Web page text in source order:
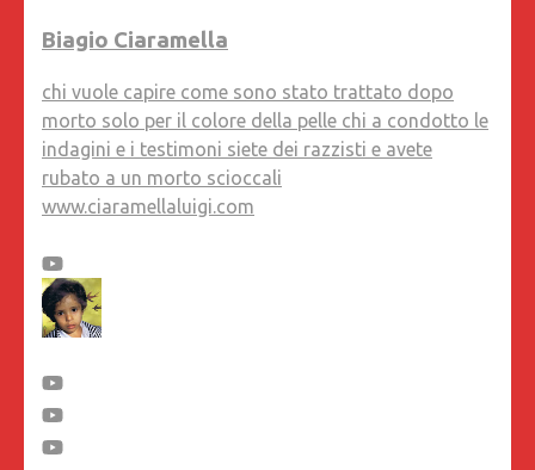
Biagio Ciaramella
chi vuole capire come sono stato trattato dopo
morto solo per il colore della pelle chi a condotto le
indagini e i testimoni siete dei razzisti e avete
rubato a un morto scioccali
www.ciaramellaluigi.com